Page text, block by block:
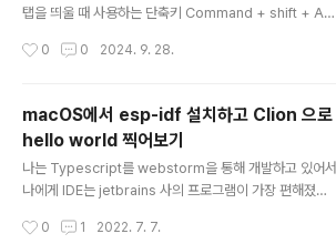
탭을 띄울 때 사용하는 단축키 Command + shift + A를
다. 해서 키보드 단축키를 다 찾아봤더니 설정에 있었
인덱스 검색
0 0 2024. 9. 28.
macOS에서 esp-idf 설치하고 Clion 으로
hello world 찍어보기
나는 Typescript를 webstorm을 통해 개발하고 있어서
나에게 IDE는 jetbrains 사의 프로그램이 가장 편해졌다.
이 좋을 것 같아서 선택했는데 호환성이 생각보다 많이 나
0 1 2022. 7. 7.